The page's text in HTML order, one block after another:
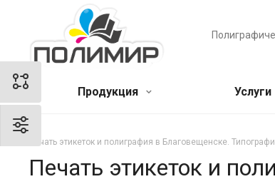
Продукция Услуги
Печать этикеток и полиграфия в Благовещенске.
Печать этикеток и